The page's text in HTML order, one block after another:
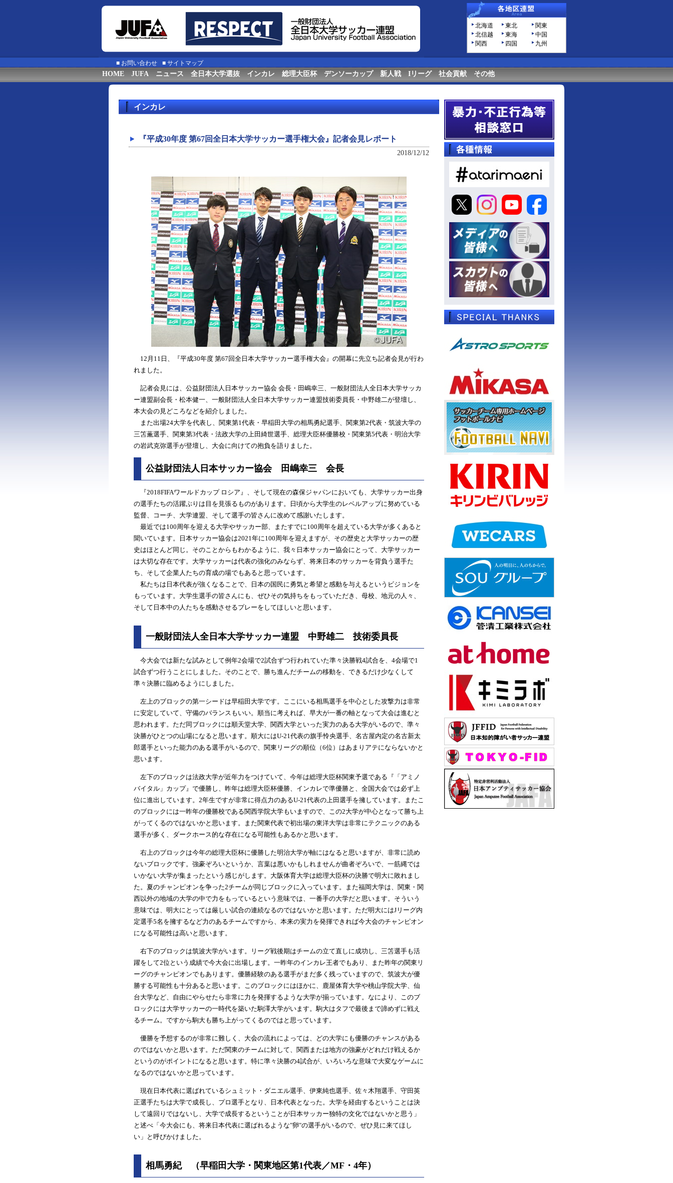
北海道 東北
関東
北信越
東海
中国
関西
四国 九州
■ お問い合わせ ■ サイトマップ
HOME JUFA ニュース 全日本大学選抜 インカレ 総理大臣杯 デンソーカップ 新人戦 Iリーグ 社会貢献 その他
インカレ
『平成30年度 第67回全日本大学サッカー選手権大会』記者会見レポート
2018/12/12
12月11日、『平成30年度 第67回全日本大学サッカー選手権大会』の開幕に先立ち記者会見が行わ
れました。
記者会見には、公益財団法人日本サッカー協会 会長・田嶋幸三、一般財団法人全日本大学サッカ
ー連盟副会長・松本健一、一般財団法人全日本大学サッカー連盟技術委員長・中野雄二が登壇し、
本大会の見どころなどを紹介しました。
また出場24大学を代表し、関東第1代表・早稲田大学の相馬勇紀選手、関東第2代表・筑波大学の
三笘薫選手、関東第3代表・法政大学の上田綺世選手、総理大臣杯優勝校・関東第5代表・明治大学
の岩武克弥選手が登壇し、大会に向けての抱負を語りました。
公益財団法人日本サッカー協会 田嶋幸三 会長
『2018FIFAワールドカップ ロシア』、そして現在の森保ジャパンにおいても、大学サッカー出身
の選手たちの活躍ぶりは目を見張るものがあります。日頃から大学生のレベルアップに努めている
監督、コーチ、大学連盟、そして選手の皆さんに改めて感謝いたします。
最近では100周年を迎える大学やサッカー部、またすでに100周年を超えている大学が多くあると
聞いています。日本サッカー協会は2021年に100周年を迎えますが、その歴史と大学サッカーの歴
史はほとんど同じ。そのことからもわかるように、我々日本サッカー協会にとって、大学サッカー
は大切な存在です。大学サッカーは代表の強化のみならず、将来日本のサッカーを背負う選手た
ち、そして企業人たちの育成の場でもあると思っています。
私たちは日本代表が強くなることで、日本の国民に勇気と希望と感動を与えるというビジョンを
もっています。大学生選手の皆さんにも、ぜひその気持ちをもっていただき、母校、地元の人々、
そして日本中の人たちを感動させるプレーをしてほしいと思います。
一般財団法人全日本大学サッカー連盟 中野雄二 技術委員長
今大会では新たな試みとして例年2会場で2試合ずつ行われていた準々決勝戦4試合を、4会場で1
試合ずつ行うことにしました。そのことで、勝ち進んだチームの移動を、できるだけ少なくして
準々決勝に臨めるようにしました。
左上のブロックの第一シードは早稲田大学です。ここにいる相馬選手を中心とした攻撃力は非常
に安定していて、守備のバランスもいい。順当に考えれば、早大が一番の軸となって大会は進むと
思われます。ただ同ブロックには順天堂大学、関西大学といった実力のある大学がいるので、準々
決勝がひとつの山場になると思います。順大にはU-21代表の旗手怜央選手、名古屋内定の名古新太
郎選手といった能力のある選手がいるので、関東リーグの順位（6位）はあまりアテにならないかと
思います。
左下のブロックは法政大学が近年力をつけていて、今年は総理大臣杯関東予選である『「アミノ
バイタル」カップ』で優勝し、昨年は総理大臣杯優勝、インカレで準優勝と、全国大会では必ず上
位に進出しています。2年生ですが非常に得点力のあるU-21代表の上田選手を擁しています。またこ
のブロックには一昨年の優勝校である関西学院大学もいますので、この2大学が中心となって勝ち上
がってくるのではないかと思います。また関東代表で初出場の東洋大学は非常にテクニックのある
選手が多く、ダークホース的な存在になる可能性もあるかと思います。
右上のブロックは今年の総理大臣杯に優勝した明治大学が軸にはなると思いますが、非常に読め
ないブロックです。強豪ぞろいというか、言葉は悪いかもしれませんが曲者ぞろいで、一筋縄では
いかない大学が集まったという感じがします。大阪体育大学は総理大臣杯の決勝で明大に敗れまし
た。夏のチャンピオンを争った2チームが同じブロックに入っています。また福岡大学は、関東・関
西以外の地域の大学の中で力をもっているという意味では、一番手の大学だと思います。そういう
意味では、明大にとっては厳しい試合の連続なるのではないかと思います。ただ明大にはJリーグ内
定選手5名を擁するなど力のあるチームですから、本来の実力を発揮できれば今大会のチャンピオン
になる可能性は高いと思います。
右下のブロックは筑波大学がいます。リーグ戦後期はチームの立て直しに成功し、三笘選手も活
躍をして2位という成績で今大会に出場します。一昨年のインカレ王者でもあり、また昨年の関東リ
ーグのチャンピオンでもあります。優勝経験のある選手がまだ多く残っていますので、筑波大が優
勝する可能性も十分あると思います。このブロックにはほかに、鹿屋体育大学や桃山学院大学、仙
台大学など、自由にやらせたら非常に力を発揮するような大学が揃っています。なにより、このブ
ロックには大学サッカーの一時代を築いた駒澤大学がいます。駒大はタフで最後まで諦めずに戦え
るチーム。ですから駒大も勝ち上がってくるのではと思っています。
優勝を予想するのが非常に難しく、大会の流れによっては、どの大学にも優勝のチャンスがある
のではないかと思います。ただ関東のチームに対して、関西または地方の強豪がどれだけ戦えるか
というのがポイントになると思います。特に準々決勝の4試合が、いろいろな意味で大変なゲームに
なるのではないかと思っています。
現在日本代表に選ばれているシュミット・ダニエル選手、伊東純也選手、佐々木翔選手、守田英
正選手たちは大学で成長し、プロ選手となり、日本代表となった。大学を経由するということは決
して遠回りではないし、大学で成長するということが日本サッカー独特の文化ではないかと思う」
と述べ「今大会にも、将来日本代表に選ばれるような"卵"の選手がいるので、ぜひ見に来てほし
い」と呼びかけました。
相馬勇紀 （早稲田大学・関東地区第1代表／MF・4年）